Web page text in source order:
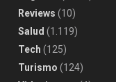
Reviews (10)
Salud (1.119)
Tech (125)
Turismo (124)